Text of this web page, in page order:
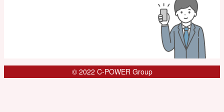
© 2022 C-POWER Group